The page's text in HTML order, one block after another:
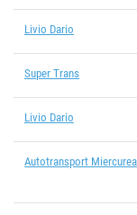
Livio Dario
Super Trans
Livio Dario
Autotransport